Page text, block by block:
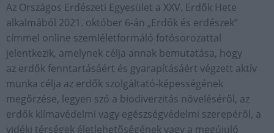
Az Országos Erdészeti Egyesület a XXV. Erdők Hete
alkalmából 2021. október 6-án „Erdők és erdészek”
címmel online szemléletformáló fotósorozattal
jelentkezik, amelynek célja annak bemutatása, hogy
az erdők fenntartásáért és gyarapításáért végzett aktív
munka célja az erdők szolgáltató-képességének
megőrzése, legyen szó a biodiverzitás növeléséről, az
erdők klímavédelmi vagy egészségvédelmi szerepéről, a
vidéki térségek életlehetőségének vagy a megújuló